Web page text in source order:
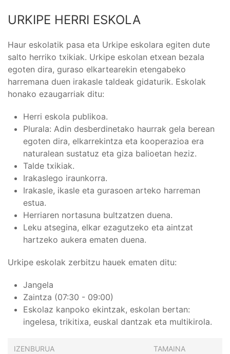
URKIPE HERRI ESKOLA
Haur eskolatik pasa eta Urkipe eskolara egiten dute
salto herriko txikiak. Urkipe eskolan etxean bezala
egoten dira, guraso elkartearekin etengabeko
harremana duen irakasle taldeak gidaturik. Eskolak
honako ezaugarriak ditu:
Herri eskola publikoa.
Plurala: Adin desberdinetako haurrak gela berean
egoten dira, elkarrekintza eta kooperazioa era
naturalean sustatuz eta giza balioetan heziz.
Talde txikiak.
Irakaslego iraunkorra.
Irakasle, ikasle eta gurasoen arteko harreman
estua.
Herriaren nortasuna bultzatzen duena.
Leku atsegina, elkar ezagutzeko eta aintzat
hartzeko aukera ematen duena.
Urkipe eskolak zerbitzu hauek ematen ditu:
Jangela
Zaintza (07:30 - 09:00)
Eskolaz kanpoko ekintzak, eskolan bertan:
ingelesa, trikitixa, euskal dantzak eta multikirola.
IZENBURUA TAMAINA